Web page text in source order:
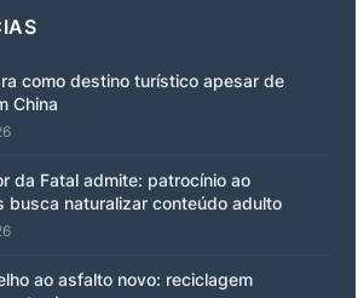
como destino turístico apesar de
China
da Fatal admite: patrocínio ao
busca naturalizar conteúdo adulto
ao asfalto novo: reciclagem